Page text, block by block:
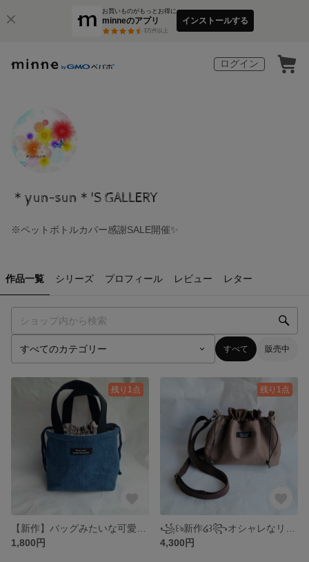
お買いものがもっとお得に
minneのアプリ
3万件以上
インストールする
ログイン
＊yun-sun＊'S GALLERY
※ペットボトルカバー感謝SALE開催✨️
作品一覧 シリーズ プロフィール レビュー レター
すべて 販売中
残り1点
1,800円
残り1点
4,300円